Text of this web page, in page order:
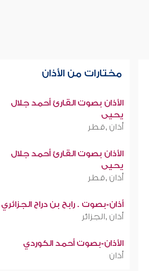
مختارات من الأذان
الأذان بصوت القارئ أحمد جلال
يحيى
أذان ,قطر
الأذان بصوت القارئ أحمد جلال
يحيى
أذان ,قطر
أذان-بصوت . رابح بن دراح الجزائري
أذان ,الجزائر
الأذان-بصوت أحمد الكوردي
أذان